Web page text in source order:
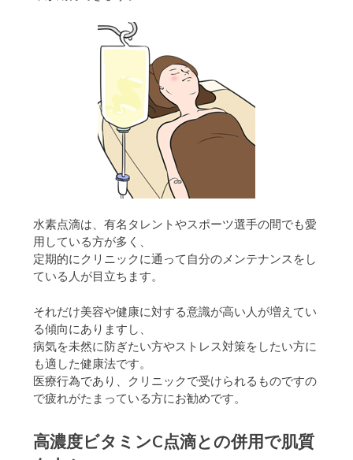
水素点滴は、有名タレントやスポーツ選手の間でも愛
用している方が多く、
定期的にクリニックに通って自分のメンテナンスをし
ている人が目立ちます。
それだけ美容や健康に対する意識が高い人が増えてい
る傾向にありますし、
病気を未然に防ぎたい方やストレス対策をしたい方に
も適した健康法です。
医療行為であり、クリニックで受けられるものですの
で疲れがたまっている方にお勧めです。
高濃度ビタミンC点滴との併用で肌質